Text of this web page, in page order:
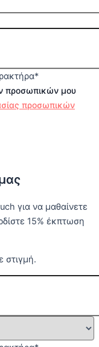
*
προσωπικών μου
προσωπικών
για να μαθαίνετε
15% έκπτωση
στιγμή.